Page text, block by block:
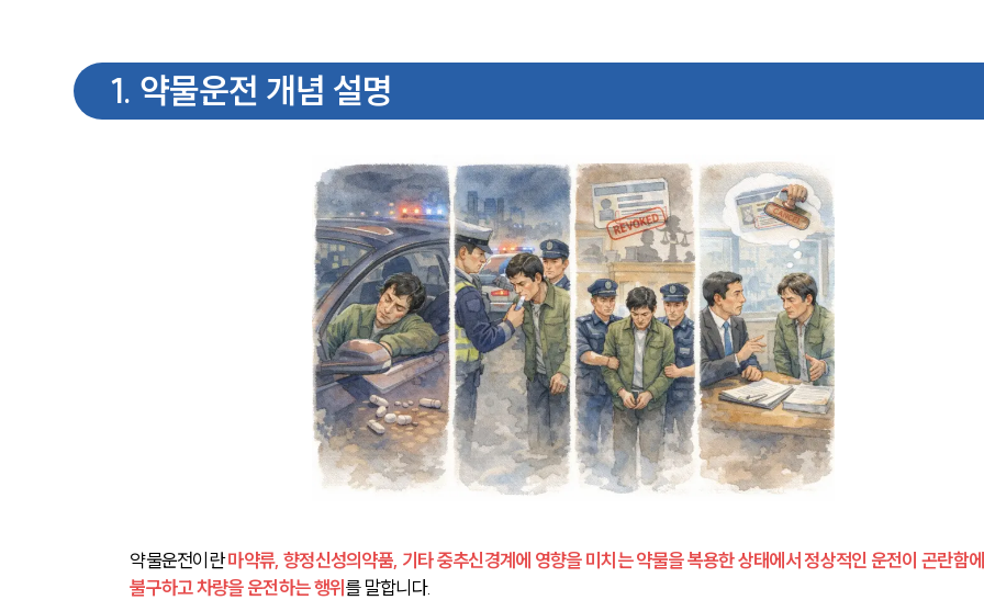
1. 약물운전 개념 설명
약물운전이란 마약류, 향정신성의약품, 기타 중추신경계에 영향을 미치는 약물을 복용한 상태에서 정상적인 운전이 곤란함
불구하고 차량을 운전하는 행위 를 말합니다.